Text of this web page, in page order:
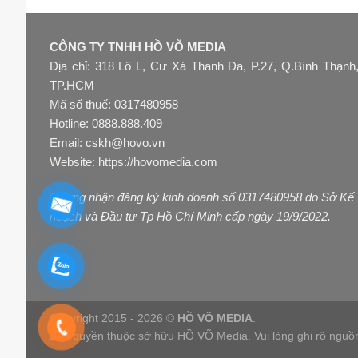
CÔNG TY TNHH HỒ VÕ MEDIA
Địa chỉ: 318 Lô L, Cư Xá Thanh Đa, P.27, Q.Bình Thạnh,
TP.HCM
Mã số thuế: 0317480958
Hotline: 0888.888.409
Email: cskh@hovo.vn
Website: https://hovomedia.com
Chứng nhận đăng ký kinh doanh số 0317480958 do Sở Kế
hoạch và Đầu tư Tp Hồ Chí Minh cấp ngày 19/9/2022.
Copyright 2015 - 2026 © HỒ VÕ MEDIA.
Bản quyền thuộc sở hữu HỒ VÕ Media. Vui lòng ghi rõ